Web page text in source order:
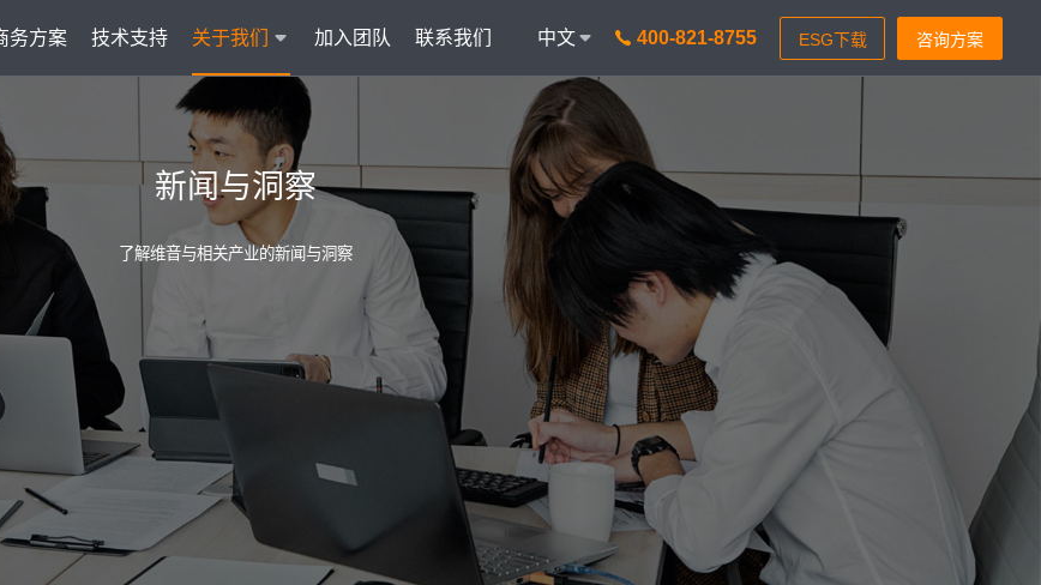
务方案 技术支持 关于我们 加入团队 联系我们 中文 400-821-8755
云联络中心 VisionCC
统一接入多渠道，坐席接待更省心
智能客服 VisionAICC
集成6种AI功能，革新客户体验
智能通信 VisionIPCC
IP软交换模式，通信稳定灵
AI知识助手
沉淀金牌话术，搜索即得答案
营销自动化
批量营销发送，提升获客转化
多模态客服
智能交互升级，轻松理解声图文
文本机器人VisionBot
7*24小时智能问题匹配
外呼机器人VisionIDR
高效转化获客，助力锁定目标客
户
质检机器人VisionIQA
全量质检&实时告警，降低客诉率
能培训 VisionTSIM 智能排班 VisionWFM
新闻与洞察
了解维音与相关产业的新闻与洞察